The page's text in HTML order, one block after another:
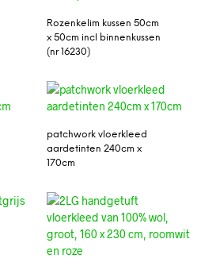
Rozenkelim kussen 50cm
x 50cm incl binnenkussen
(nr 16230)
patchwork vloerkleed
aardetinten 240cm x
170cm